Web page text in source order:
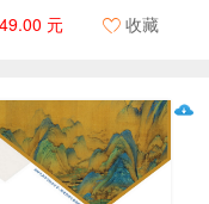
49.00 元 收藏